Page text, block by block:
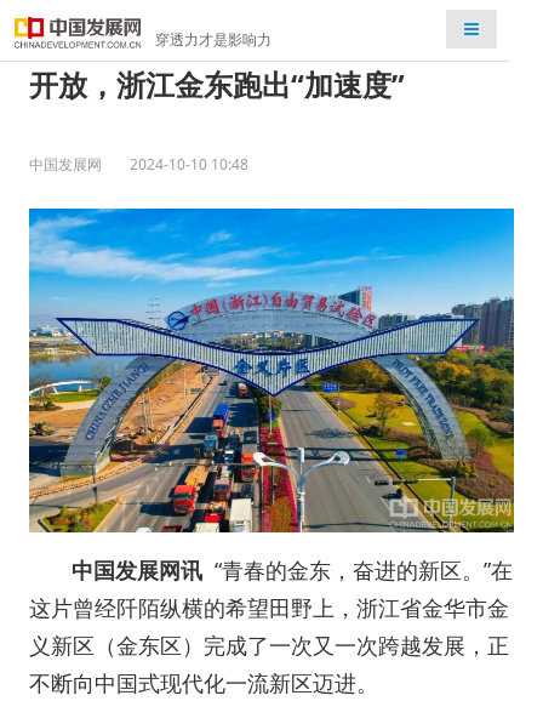
穿透力才是影响力
检索
开放，浙江金东跑出“加速度”
中国发展网 2024-10-10 10:48
中国发展网讯“青春的金东，奋进的新区。”在
这片曾经阡陌纵横的希望田野上，浙江省金华市金
义新区（金东区）完成了一次又一次跨越发展，正
不断向中国式现代化一流新区迈进。